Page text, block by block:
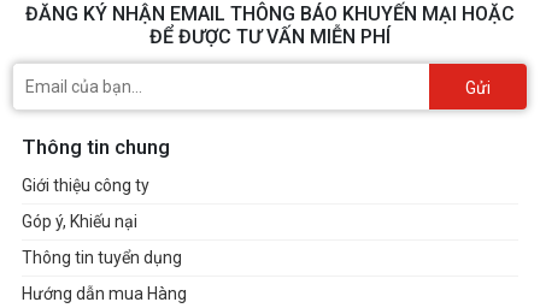
ĐĂNG KÝ NHẬN EMAIL THÔNG BÁO KHUYẾN MẠI HOẶC
ĐỂ ĐƯỢC TƯ VẤN MIỄN PHÍ
Gửi
Thông tin chung
Giới thiệu công ty
Góp ý, Khiếu nại
Thông tin tuyển dụng
Hướng dẫn mua Hàng